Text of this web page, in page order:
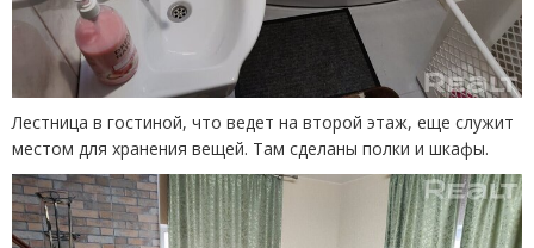
Лестница в гостиной, что ведет на второй этаж, еще служит
местом для хранения вещей. Там сделаны полки и шкафы.